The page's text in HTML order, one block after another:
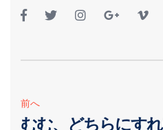
前へ
むむ、どちらにす